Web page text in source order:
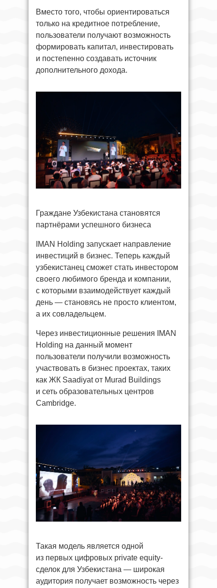
Вместо того, чтобы ориентироваться
только на кредитное потребление,
пользователи получают возможность
формировать капитал, инвестировать
и постепенно создавать источник
дополнительного дохода.
Граждане Узбекистана становятся
партнёрами успешного бизнеса
IMAN Holding запускает направление
инвестиций в бизнес. Теперь каждый
узбекистанец сможет стать инвестором
своего любимого бренда и компании,
с которыми взаимодействует каждый
день — становясь не просто клиентом,
а их совладельцем.
Через инвестиционные решения IMAN
Holding на данный момент
пользователи получили возможность
участвовать в бизнес проектах, таких
как ЖК Saadiyat от Murad Buildings
и сеть образовательных центров
Cambridge.
Такая модель является одной
из первых цифровых private equity-
сделок для Узбекистана — широкая
аудитория получает возможность через